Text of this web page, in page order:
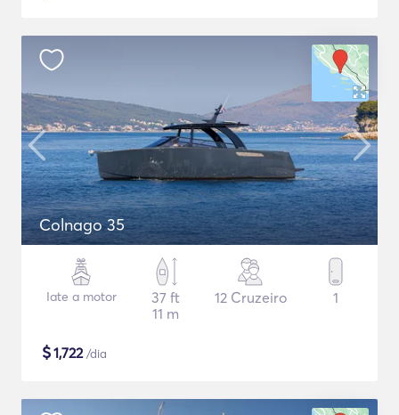
Colnago 35
Iate a motor
37 ft
11 m
12 Cruzeiro 1
$1,722/dia